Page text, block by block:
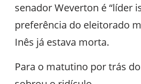
senador Weverton é “líder
preferência do eleitorado
Inês já estava morta.
Para o matutino por trás